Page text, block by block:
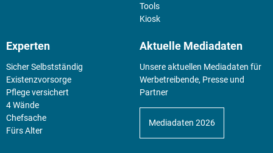
Tools
Kiosk
Experten
Sicher Selbstständig
Existenz­vorsorge
Pflege versichert
4 Wände
Chefsache
Fürs Alter
Aktuelle Mediadaten
Unsere aktuellen Mediadaten für
Werbetreibende, Presse und
Partner
Mediadaten 2026